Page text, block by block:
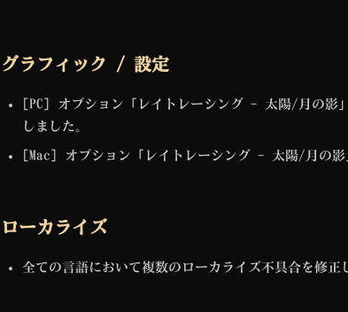
グラフィック / 設定
[PC] オプション「レイトレーシング - 太陽/月の影
しました。
[Mac] オプション「レイトレーシング - 太陽/月の影
ローカライズ
全ての言語において複数のローカライズ不具合を修正